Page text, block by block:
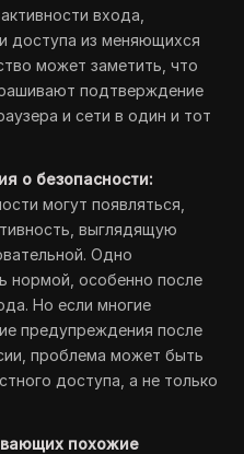
входа,
доступа из меняющихся
может заметить, что
подтверждение
и сети в один и тот
о безопасности:
могут появляться,
выглядящую
Одно
нормой, особенно после
Но если многие
предупреждения после
проблема может быть
доступа, а не только
похожие